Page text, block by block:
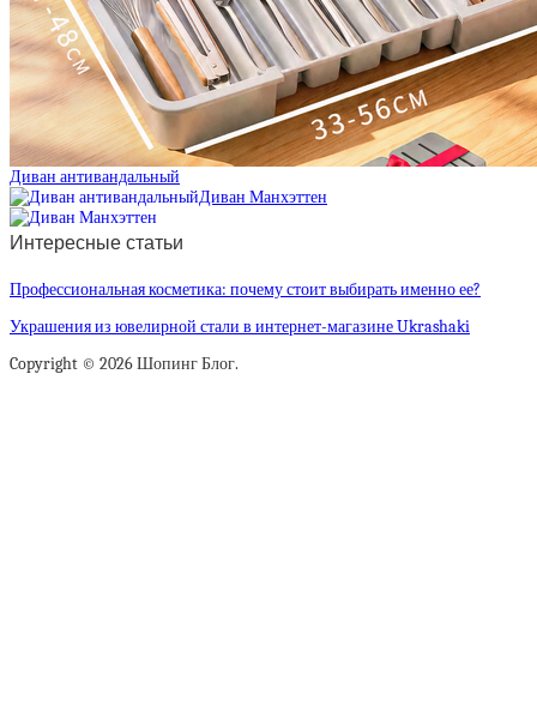
Диван антивандальный
Диван Манхэттен
Интересные статьи
Профессиональная косметика: почему стоит выбирать именно ее?
Украшения из ювелирной стали в интернет-магазине Ukrashaki
Copyright © 2026 Шопинг Блог.